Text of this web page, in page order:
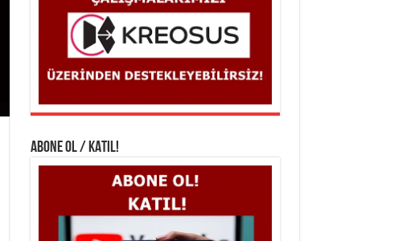
ABONE OL / KATIL!